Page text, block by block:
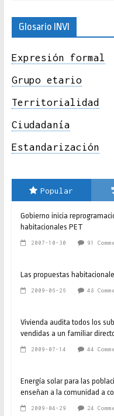
Glosario INVI
Expresión formal
Grupo etario
Territorialidad
Ciudadanía
Estandarización
Popular
Gobierno inicia
habitacionales PET
2007-10-30 91
Las propuestas
2009-06-26 48
Vivienda audita todos los
vendidas a un familiar
2009-07-14 44
Energía solar para las
enseñan a la comunidad a
2009-04-29 24